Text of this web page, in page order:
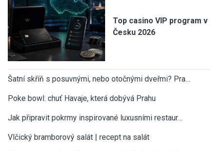
Top casino VIP program v
Česku 2026
Šatní skříň s posuvnými, nebo otočnými dveřmi? Pra…
Poke bowl: chuť Havaje, která dobývá Prahu
Jak připravit pokrmy inspirované luxusními restaur…
Vlčický bramborový salát | recept na salát